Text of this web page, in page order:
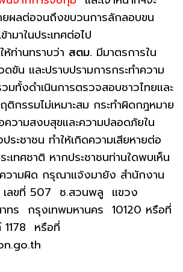
ยผลต่อจนถึงขบวนการลักลอบขน
มาในประเทศต่อไป
ห้ท่านทราบว่า สตม. มีมาตรการใน
ขัน และปราบปรามการกระทำความ
มทั้งดำเนินการตรวจสอบชาวไทยและ
กรรมไม่เหมาะสม กระทำผิดกฎหมาย
วามสงบสุขและความปลอดภัยใน
ะชาชน ทำให้เกิดความเสียหายต่อ
ทศชาติ หากประชาชนท่านใดพบเห็น
ความผิด กรุณาแจ้งมายัง สำนักงาน
เลขที่ 507 ซ.สวนพลู แขวง
ทร กรุงเทพมหานคร 10120 หรือที่
1178 หรือที่